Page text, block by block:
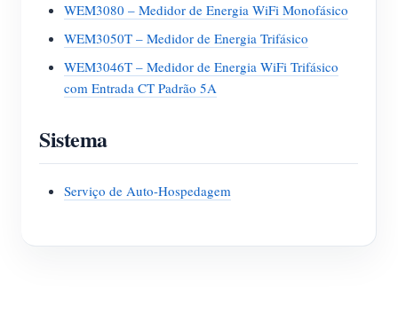
WEM3080 – Medidor de Energia WiFi Monofásico
WEM3050T – Medidor de Energia Trifásico
WEM3046T – Medidor de Energia WiFi Trifásico
com Entrada CT Padrão 5A
Sistema
Serviço de Auto-Hospedagem